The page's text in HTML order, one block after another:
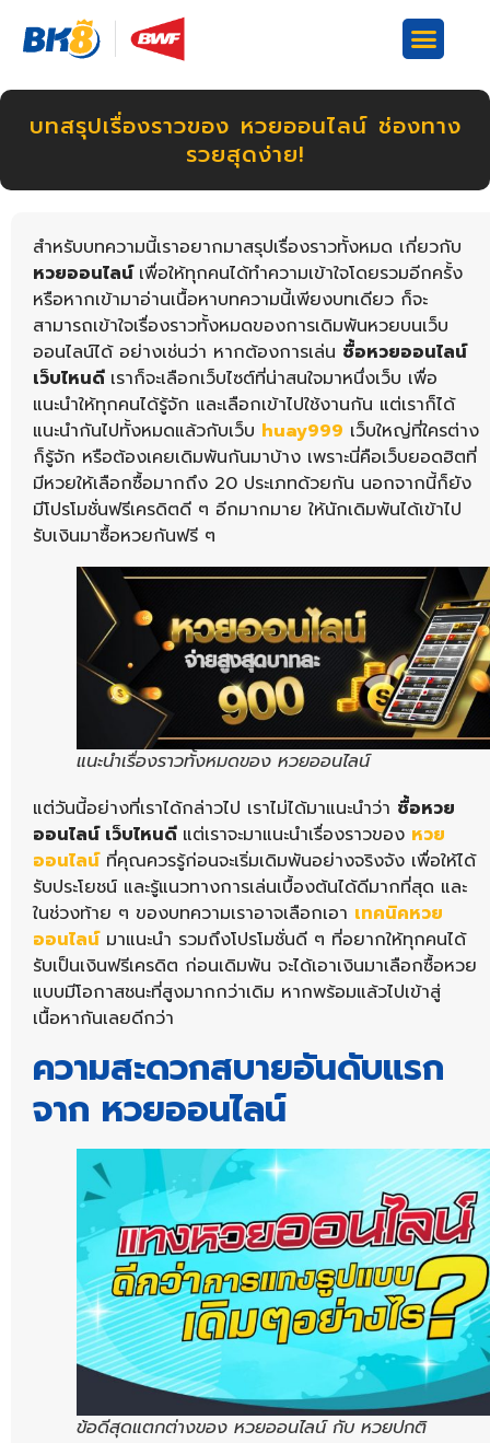
บทสรุปเรื่องราวของ หวยออนไลน์ ช่องทาง
รวยสุดง่าย!
สำหรับบทความนี้เราอยากมาสรุปเรื่องราวทั้งหมด เกี่ยวกับ
หวยออนไลน์ เพื่อให้ทุกคนได้ทำความเข้าใจโดยรวมอีกครั้ง
หรือหากเข้ามาอ่านเนื้อหาบทความนี้เพียงบทเดียว ก็จะ
สามารถเข้าใจเรื่องราวทั้งหมดของการเดิมพันหวยบนเว็บ
ออนไลน์ได้ อย่างเช่นว่า หากต้องการเล่น ซื้อหวยออนไลน์
เว็บไหนดี เราก็จะเลือกเว็บไซต์ที่น่าสนใจมาหนึ่งเว็บ เพื่อ
แนะนำให้ทุกคนได้รู้จัก และเลือกเข้าไปใช้งานกัน แต่เราก็ได้
แนะนำกันไปทั้งหมดแล้วกับเว็บ huay999 เว็บใหญ่ที่ใครต่าง
ก็รู้จัก หรือต้องเคยเดิมพันกันมาบ้าง เพราะนี่คือเว็บยอดฮิตที่
มีหวยให้เลือกซื้อมากถึง 20 ประเภทด้วยกัน นอกจากนี้ก็ยัง
มีโปรโมชั่นฟรีเครดิตดี ๆ อีกมากมาย ให้นักเดิมพันได้เข้าไป
รับเงินมาซื้อหวยกันฟรี ๆ
แนะนำเรื่องราวทั้งหมดของ หวยออนไลน์
แต่วันนี้อย่างที่เราได้กล่าวไป เราไม่ได้มาแนะนำว่า ซื้อหวย
ออนไลน์ เว็บไหนดี แต่เราจะมาแนะนำเรื่องราวของ หวย
ออนไลน์ที่คุณควรรู้ก่อนจะเริ่มเดิมพันอย่างจริงจัง เพื่อให้ได้
รับประโยชน์ และรู้แนวทางการเล่นเบื้องต้นได้ดีมากที่สุด และ
ในช่วงท้าย ๆ ของบทความเราอาจเลือกเอา เทคนิคหวย
ออนไลน์มาแนะนำ รวมถึงโปรโมชั่นดี ๆ ที่อยากให้ทุกคนได้
รับเป็นเงินฟรีเครดิต ก่อนเดิมพัน จะได้เอาเงินมาเลือกซื้อหวย
แบบมีโอกาสชนะที่สูงมากกว่าเดิม หากพร้อมแล้วไปเข้าสู่
เนื้อหากันเลยดีกว่า
ความสะดวกสบายอันดับแรก
จาก หวยออนไลน์
ข้อดีสุดแตกต่างของ หวยออนไลน์ กับ หวยปกติ